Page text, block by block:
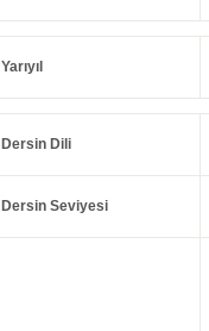
Yarıyıl
Dersin Dili
Dersin Seviyesi